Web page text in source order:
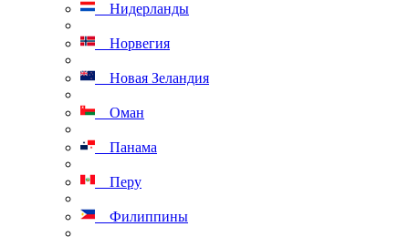
Нидерланды
Норвегия
Новая Зеландия
Оман
Панама
Перу
Филиппины